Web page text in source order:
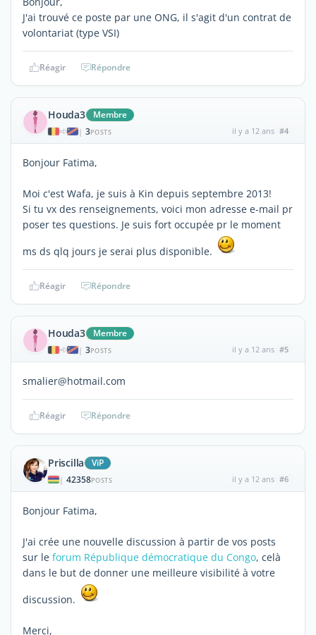
J'ai trouvé ce poste par une ONG, il s'agit d'un contrat de
volontariat (type VSI)
Réagir Répondre
Houda3 Membre
| 3POSTS il y a 12 ans #4
Bonjour Fatima,
Moi c'est Wafa, je suis à Kin depuis septembre 2013!
Si tu vx des renseignements, voici mon adresse e-mail pr
poser tes questions. Je suis fort occupée pr le moment
ms ds qlq jours je serai plus disponible.
Réagir Répondre
Houda3 Membre
| 3POSTS il y a 12 ans #5
smalier@hotmail.com
Réagir Répondre
Priscilla ViP
| 42358POSTS il y a 12 ans #6
Bonjour Fatima,
J'ai crée une nouvelle discussion à partir de vos posts
sur le forum République démocratique du Congo, celà
dans le but de donner une meilleure visibilité à votre
discussion.
Merci,